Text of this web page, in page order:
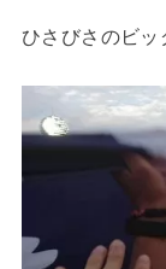
ひさびさのビッ